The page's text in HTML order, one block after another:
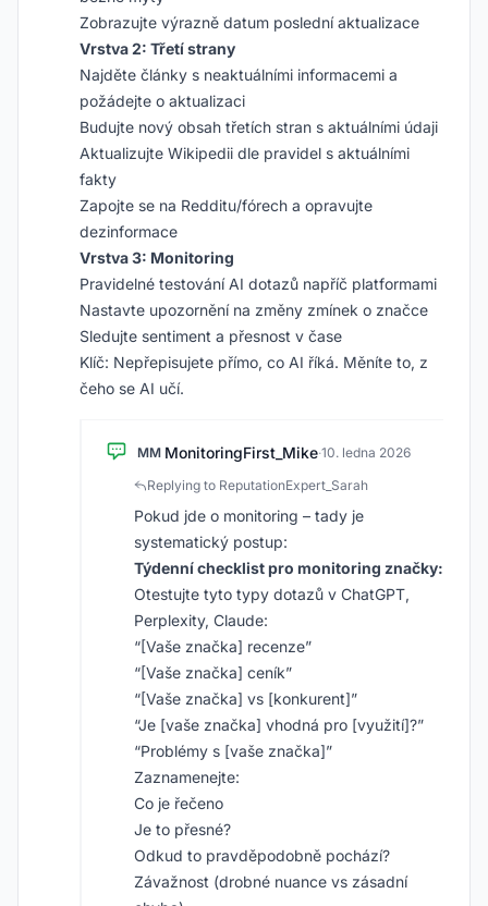
Zobrazujte výrazně datum poslední aktualizace
Vrstva 2: Třetí strany
Najděte články s neaktuálními informacemi a
požádejte o aktualizaci
Budujte nový obsah třetích stran s aktuálními údaji
Aktualizujte Wikipedii dle pravidel s aktuálními
fakty
Zapojte se na Redditu/fórech a opravujte
dezinformace
Vrstva 3: Monitoring
Pravidelné testování AI dotazů napříč platformami
Nastavte upozornění na změny zmínek o značce
Sledujte sentiment a přesnost v čase
Klíč: Nepřepisujete přímo, co AI říká. Měníte to, z
čeho se AI učí.
MM MonitoringFirst_Mike·10. ledna 2026
Replying to ReputationExpert_Sarah
Pokud jde o monitoring – tady je
systematický postup:
Týdenní checklist pro monitoring značky:
Otestujte tyto typy dotazů v ChatGPT,
Perplexity, Claude:
“[Vaše značka] recenze”
“[Vaše značka] ceník”
“[Vaše značka] vs [konkurent]”
“Je [vaše značka] vhodná pro [využití]?”
“Problémy s [vaše značka]”
Zaznamenejte:
Co je řečeno
Je to přesné?
Odkud to pravděpodobně pochází?
Závažnost (drobné nuance vs zásadní